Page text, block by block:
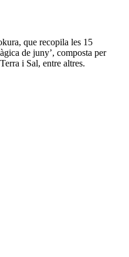
que recopila les 15
de juny’, composta per
i Sal, entre altres.